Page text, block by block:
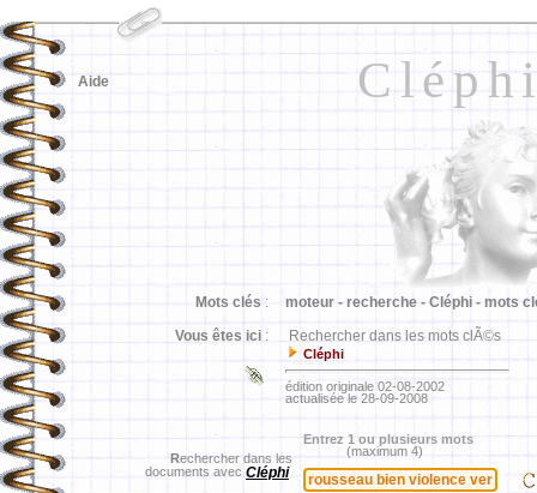
Aide
Mots clés : moteur - recherche - Cléphi - mots
Vous êtes ici : Rechercher dans les mots clÃ©s
Cléphi
édition originale 02-08-2002
actualisée le 28-09-2008
Rechercher dans les
documents avec Cléphi
Entrez 1 ou plusieurs mots
(maximum 4)